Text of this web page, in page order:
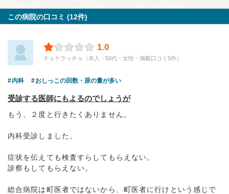
この病院の口コミ (12件)
1.0
チェケラッチョ（本人・50代・女性・掲載口コミ5件）
内科 おしっこの回数・尿の量が多い
受診する医師にもよるのでしょうが
もう、２度と行きたくありません。
内科受診しました。
症状を伝えても検査すらしてもらえない。
診察もしてもらえない。
総合病院は町医者ではないから、町医者に行けという感じで